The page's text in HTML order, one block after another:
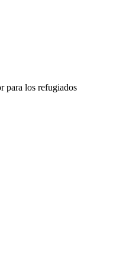
para los refugiados